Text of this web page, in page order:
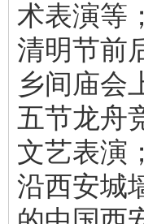
术表演等
清明节前
乡间庙会
五节龙舟
文艺表演
沿西安城